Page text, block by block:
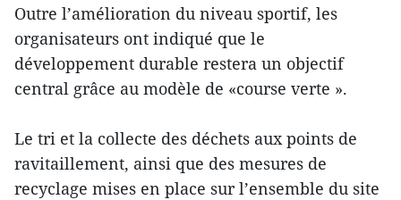
Outre l’amélioration du niveau sportif, les
organisateurs ont indiqué que le
développement durable restera un objectif
central grâce au modèle de «course verte ».
Le tri et la collecte des déchets aux points de
ravitaillement, ainsi que des mesures de
recyclage mises en place sur l’ensemble du site